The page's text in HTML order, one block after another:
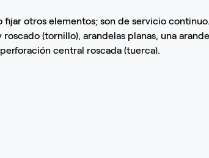
fijar otros elementos; son de servicio
(tornillo), arandelas planas, una
central roscada (tuerca).